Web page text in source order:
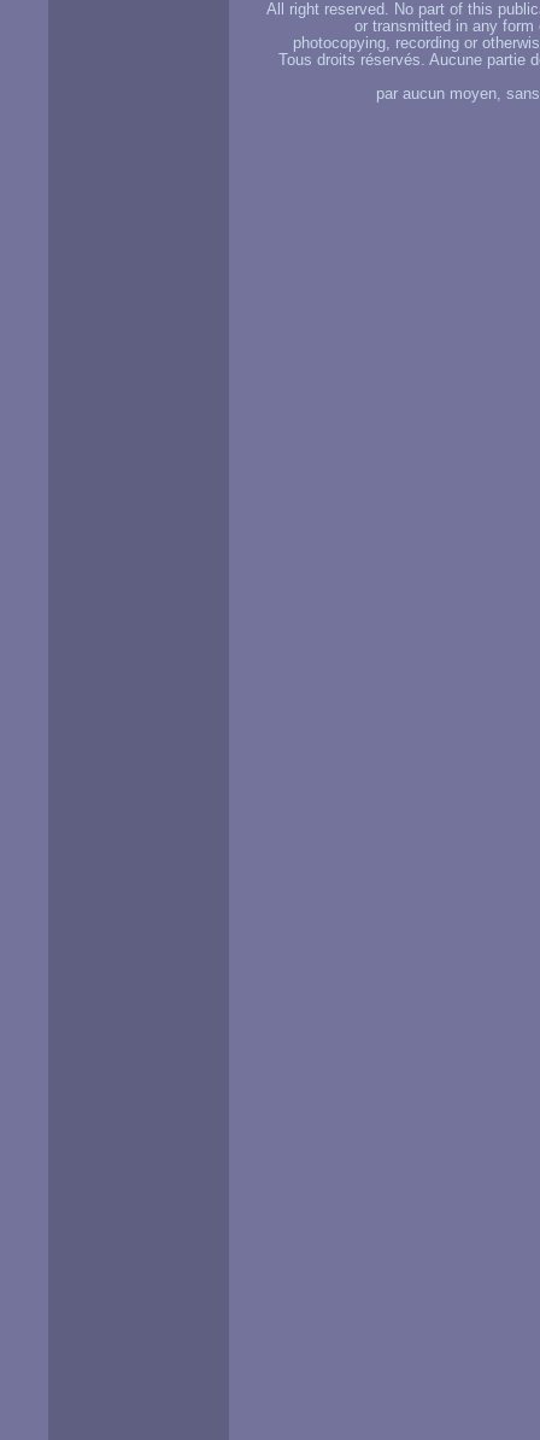
All right reserved. No part of this
or transmitted in any
photocopying, recording or
Tous droits réservés. Aucune
par aucun moyen,